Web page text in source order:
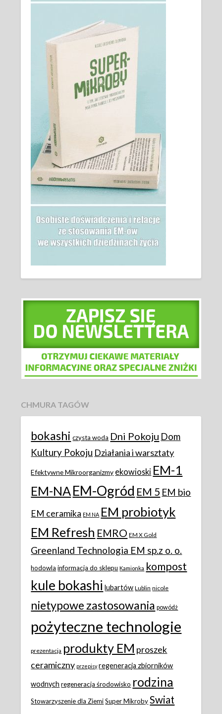
CHMURA TAGÓW
bokashi czysta woda Dni Pokoju Dom
Kultury Pokoju Działania i warsztaty
Efektywne Mikroorganizmy ekowioski EM-1
EM-NAEM-Ogród EM 5 EM bio
EM ceramika EM NA EM probiotyk
EM Refresh EMRO EM X Gold
Greenland Technologia EM sp.z o. o.
hodowla informacja do sklepu Kamionka kompost
kule bokashi lubartów Lublin nicole
nietypowe zastosowania powódż
pożyteczne technologie
prezentacja produkty EM proszek
ceramiczny przepisy regeneracja zbiorników
wodnych regeneracja środowisko rodzina
Stowarzyszenie dla Ziemi Super Mikroby Swiat